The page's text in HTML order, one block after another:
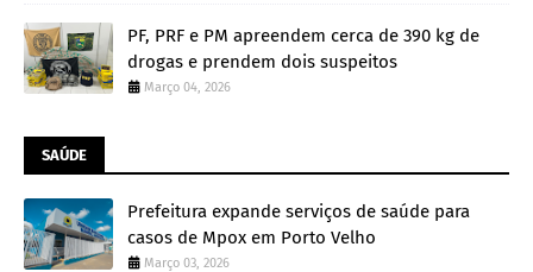
PF, PRF e PM apreendem cerca de 390 kg de
drogas e prendem dois suspeitos
Março 04, 2026
SAÚDE
Prefeitura expande serviços de saúde para
casos de Mpox em Porto Velho
Março 03, 2026